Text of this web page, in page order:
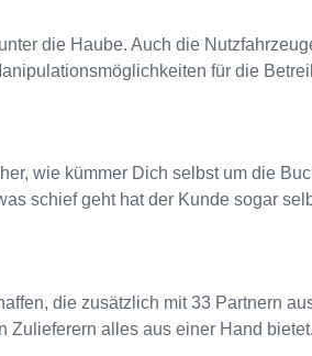
die Haube. Auch die
für die
wie kümmer Dich selbst um die
schief geht hat der Kunde sogar
die zusätzlich mit 33 Partnern
Zulieferern alles aus einer Hand bietet.